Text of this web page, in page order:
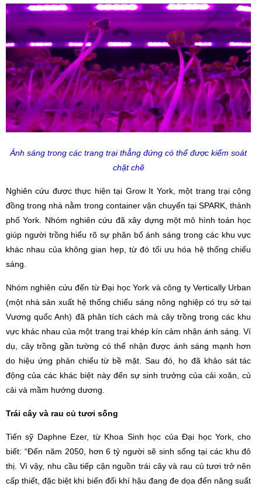
Ánh sáng trong các trang trại thẳng đứng có thể được kiểm soát
chặt chẽ
Nghiên cứu được thực hiện tại Grow It York, một trang trại cộng
đồng trong nhà nằm trong container vận chuyển tại SPARK, thành
phố York. Nhóm nghiên cứu đã xây dựng một mô hình toán học
giúp người trồng hiểu rõ sự phân bố ánh sáng trong các khu vực
khác nhau của không gian hẹp, từ đó tối ưu hóa hệ thống chiếu
sáng.
Nhóm nghiên cứu đến từ Đại học York và công ty Vertically Urban
(một nhà sản xuất hệ thống chiếu sáng nông nghiệp có trụ sở tại
Vương quốc Anh) đã phân tích cách mà cây trồng trong các khu
vực khác nhau của một trang trại khép kín cảm nhận ánh sáng. Ví
dụ, cây trồng gần tường có thể nhận được ánh sáng mạnh hơn
do hiệu ứng phản chiếu từ bề mặt. Sau đó, họ đã khảo sát tác
động của các khác biệt này đến sự sinh trưởng của cải xoăn, củ
cải và mầm hướng dương.
Trái cây và rau củ tươi sống
Tiến sỹ Daphne Ezer, từ Khoa Sinh học của Đại học York, cho
biết: “Đến năm 2050, hơn 6 tỷ người sẽ sinh sống tại các khu đô
thị. Vì vậy, nhu cầu tiếp cận nguồn trái cây và rau củ tươi trở nên
cấp thiết, đặc biệt khi biến đổi khí hậu đang đe dọa đến năng suất